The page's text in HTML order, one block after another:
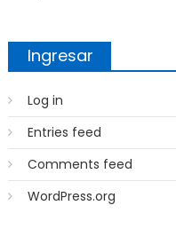
Ingresar
Log in
Entries feed
Comments feed
WordPress.org